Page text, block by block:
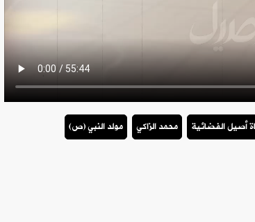
أصيل الفضائية محمد الزاكي مولد النبي (ص)